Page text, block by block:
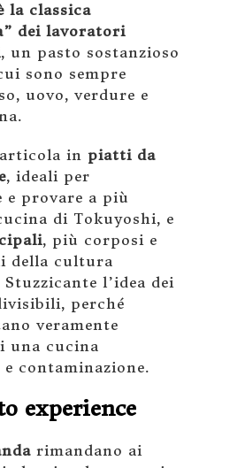
la classica
dei lavoratori
, un pasto sostanzioso
sono sempre
uovo, verdure e
in piatti da
, ideali per
e provare a più
di Tokuyoshi, e
, più corposi e
della cultura
l’idea dei
perché
veramente
una cucina
contaminazione.
experience
rimandano ai